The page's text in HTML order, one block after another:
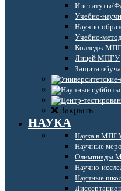
Институты/
Учебно-
Научно-
Учебно-
Колледж
Лицей МПГУ
Защита
Закрыть
НАУКА
Наука в
Научные
Олимпиады
Научно-
Научные